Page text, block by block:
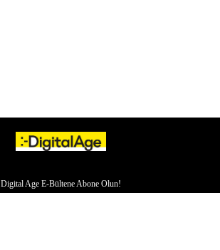
Digital Age E-Bültene Abone Olun!